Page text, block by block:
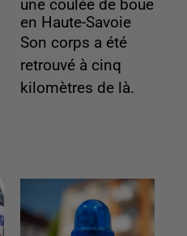
une coulée de boue
en Haute-Savoie
Son corps a été
retrouvé à cinq
kilomètres de là.